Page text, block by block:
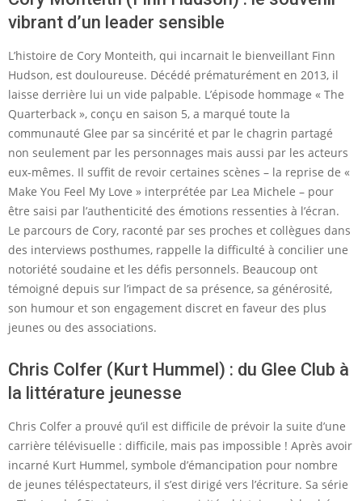
vibrant d’un leader sensible
L’histoire de Cory Monteith, qui incarnait le bienveillant Finn
Hudson, est douloureuse. Décédé prématurément en 2013, il
laisse derrière lui un vide palpable. L’épisode hommage « The
Quarterback », conçu en saison 5, a marqué toute la
communauté Glee par sa sincérité et par le chagrin partagé
non seulement par les personnages mais aussi par les acteurs
eux-mêmes. Il suffit de revoir certaines scènes – la reprise de «
Make You Feel My Love » interprétée par Lea Michele – pour
être saisi par l’authenticité des émotions ressenties à l’écran.
Le parcours de Cory, raconté par ses proches et collègues dans
des interviews posthumes, rappelle la difficulté à concilier une
notoriété soudaine et les défis personnels. Beaucoup ont
témoigné depuis sur l’impact de sa présence, sa générosité,
son humour et son engagement discret en faveur des plus
jeunes ou des associations.
Chris Colfer (Kurt Hummel) : du Glee Club à
la littérature jeunesse
Chris Colfer a prouvé qu’il est difficile de prévoir la suite d’une
carrière télévisuelle : difficile, mais pas impossible ! Après avoir
incarné Kurt Hummel, symbole d’émancipation pour nombre
de jeunes téléspectateurs, il s’est dirigé vers l’écriture. Sa série